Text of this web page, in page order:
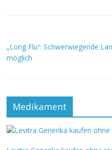
„Long Flu“: Schwerwiegende
möglich
Medikament